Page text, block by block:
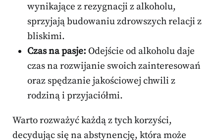
wynikające z rezygnacji z alkoholu,
sprzyjają budowaniu zdrowszych relacji z
bliskimi.
Czas na pasje: Odejście od alkoholu daje
czas na rozwijanie swoich zainteresowań
oraz spędzanie jakościowej chwili z
rodziną i przyjaciółmi.
Warto rozważyć każdą z tych korzyści,
decydując się na abstynencję, która może